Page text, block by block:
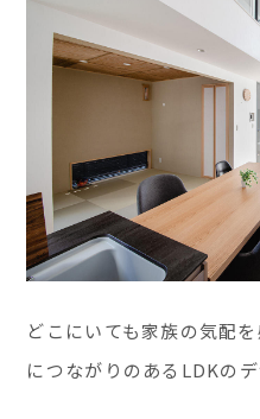
どこにいても家族の気配
につながりのあるLDKのデ